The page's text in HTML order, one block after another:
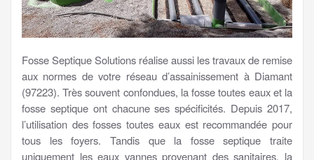
Fosse Septique Solutions réalise aussi les travaux de remise
aux normes de votre réseau d’assainissement à Diamant
(97223). Très souvent confondues, la fosse toutes eaux et la
fosse septique ont chacune ses spécificités. Depuis 2017,
l’utilisation des fosses toutes eaux est recommandée pour
tous les foyers. Tandis que la fosse septique traite
uniquement les eaux vannes provenant des sanitaires, la